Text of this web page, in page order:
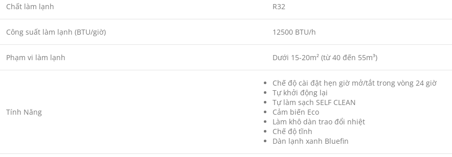
Chất làm lạnh R32
Công suất làm lạnh (BTU/giờ) 12500 BTU/h
Phạm vi làm lạnh Dưới 15-20m² (từ 40 đến 55m³)
Tính Năng
Chế độ cài đặt hẹn giờ mở/tắt trong vòng 24 giờ
Tự khởi động lại
Tự làm sạch SELF CLEAN
Cảm biến Eco
Làm khô dàn trao đổi nhiệt
Chế độ tĩnh
Dàn lạnh xanh Bluefin